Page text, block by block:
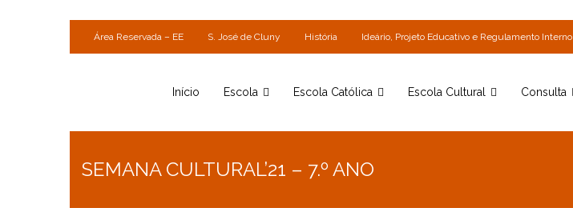
Área Reservada – EE S. José de Cluny História Ideário, Projeto Educativo e Regulamento Interno
Início Escola Escola Católica Escola Cultural Consulta
SEMANA CULTURAL’21 – 7.º ANO